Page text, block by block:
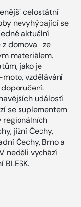
celostátní
nevyhýbající se
aktuální
domova i ze
materiálem.
jako je
moto, vzdělávání
událostí
se suplementem
regionálních
jižní Čechy,
Čechy, Brno a
neděli vychází
BLESK.